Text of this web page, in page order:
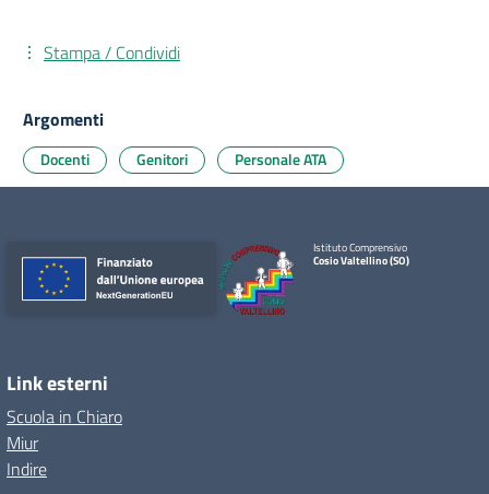
Stampa / Condividi
Argomenti
Docenti Genitori Personale ATA
Istituto Comprensivo
Cosio Valtellino (SO)
Link esterni
Scuola in Chiaro
Miur
Indire